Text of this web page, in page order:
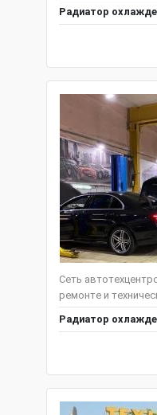
Радиатор
Сеть
ремонте и
Радиатор